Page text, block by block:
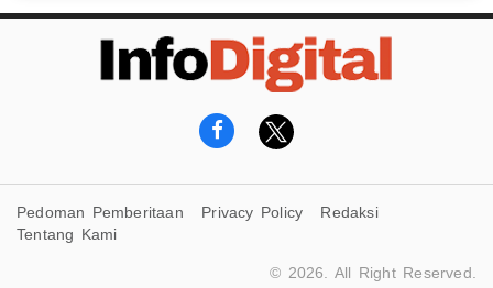
Pedoman Pemberitaan Privacy Policy
Redaksi
Tentang Kami
© 2026. All Right Reserved.